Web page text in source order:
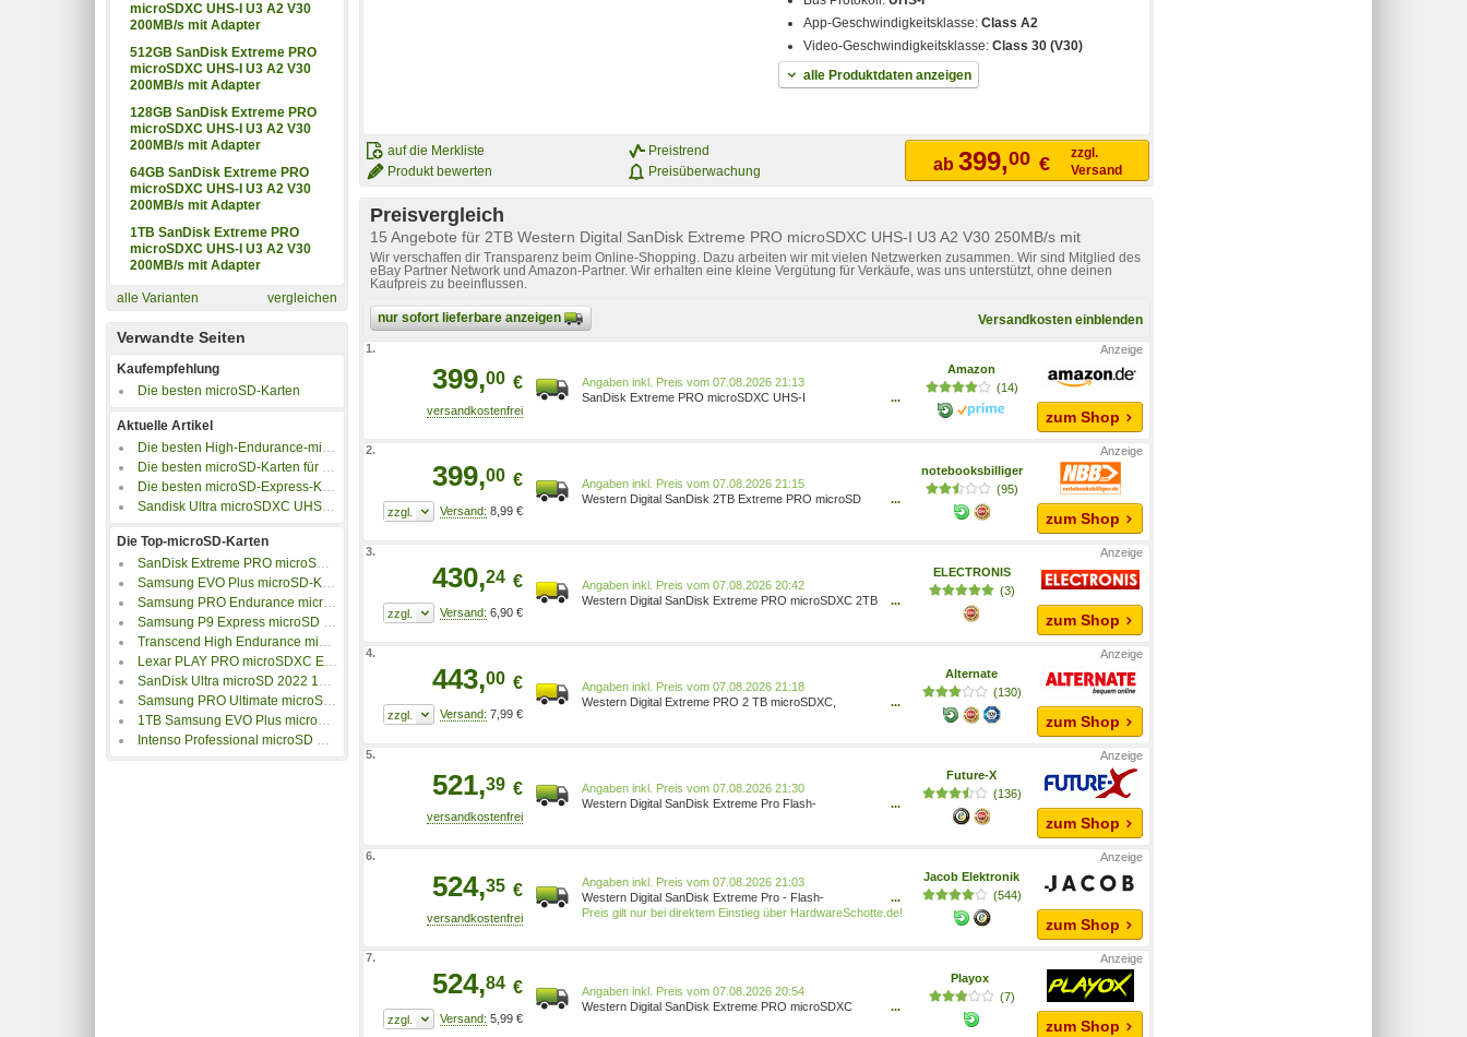
microSDXC UHS-I U3 A2 V30
200MB/s mit Adapter
512GB SanDisk Extreme PRO
microSDXC UHS-I U3 A2 V30
200MB/s mit Adapter
128GB SanDisk Extreme PRO
microSDXC UHS-I U3 A2 V30
200MB/s mit Adapter
64GB SanDisk Extreme PRO
microSDXC UHS-I U3 A2 V30
200MB/s mit Adapter
1TB SanDisk Extreme PRO
microSDXC UHS-I U3 A2 V30
200MB/s mit Adapter
alle Varianten vergleichen
Verwandte Seiten
Kaufempfehlung
Die besten microSD-Karten
Aktuelle Artikel
Die besten High-Endurance-microSD-Karten
Die besten microSD-Karten für Drohnen und Actioncams
Die besten microSD-Express-Karten
Sandisk Ultra microSDXC UHS-I mit 200GB im Test
Die Top-microSD-Karten
SanDisk Extreme PRO microSD UHS-I 2022
Samsung EVO Plus microSD-Karte
Samsung PRO Endurance microSD-Karten
Samsung P9 Express microSD UHS-I
Transcend High Endurance microSDXC/SDHC 350V
Lexar PLAY PRO microSDXC Express Card
SanDisk Ultra microSD 2022 150MB/s
Samsung PRO Ultimate microSD-Speicherkarte
1TB Samsung EVO Plus microSD UHS-I U3 A2 V30
Intenso Professional microSD Class U3 UHS-I
App-Geschwindigkeitsklasse:Class A2
Video-Geschwindigkeitsklasse:Class 30 (V30)
alle Produktdaten anzeigen
auf die Merkliste
Produkt bewerten
Preistrend
Preisüberwachung
ab 399,00 €
zzgl.
Versand
Preisvergleich
15 Angebote für 2TB Western Digital SanDisk Extreme PRO microSDXC UHS-I U3 A2 V30 250MB/s mit
Wir verschaffen dir Transparenz beim Online-Shopping. Dazu arbeiten wir mit vielen Netzwerken zusammen. Wir sind Mitglied des
eBay Partner Network und Amazon-Partner. Wir erhalten eine kleine Vergütung für Verkäufe, was uns unterstützt, ohne deinen
Kaufpreis zu beeinflussen.
nur sofort lieferbare anzeigen Versandkosten einblenden
1.
399,00 €
Preis vom 07.08.2026 21:13
SanDisk Extreme PRO microSDXC UHS-I
...
Amazon
(14)
zum Shop
2.
399,00 €
8,99 €
Preis vom 07.08.2026 21:15
Western Digital SanDisk 2TB Extreme PRO microSD
...
notebooksbilliger
(95)
zum Shop
3.
430,24 €
6,90 €
Preis vom 07.08.2026 20:42
Western Digital SanDisk Extreme PRO microSDXC 2TB
...
ELECTRONIS
(3)
zum Shop
4.
443,00 €
7,99 €
Preis vom 07.08.2026 21:18
Western Digital Extreme PRO 2 TB microSDXC,
...
Alternate
(130)
zum Shop
5.
521,39 €
Preis vom 07.08.2026 21:30
Western Digital SanDisk Extreme Pro Flash-
...
Future-X
(136)
zum Shop
6.
524,35 €
Preis vom 07.08.2026 21:03
Western Digital SanDisk Extreme Pro - Flash-
Speicherkarte (SD-Adapter inbegriffen) - 2 TB - A2 /
...
Preis gilt nur bei direktem Einstieg über HardwareSchotte.de!
Jacob Elektronik
(544)
zum Shop
7.
524,84 €
5,99 €
Preis vom 07.08.2026 20:54
Western Digital SanDisk Extreme PRO microSDXC
...
Playox
(7)
zum Shop